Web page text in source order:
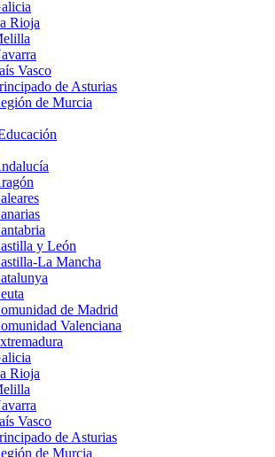
Rioja
Vasco
de Asturias
de Murcia
y León
La Mancha
de Madrid
Valenciana
Rioja
Vasco
de Asturias
de Murcia